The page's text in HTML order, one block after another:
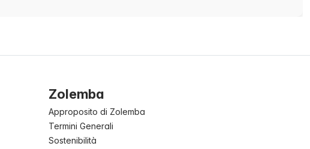
Zolemba
Approposito di Zolemba
Termini Generali
Sostenibilità